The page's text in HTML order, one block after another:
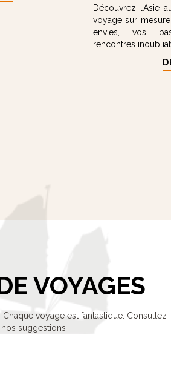
Découvrez l’Asie
voyage sur
envies, vos
rencontres
VOYAGES
voyage est fantastique. Consultez
nos suggestions !